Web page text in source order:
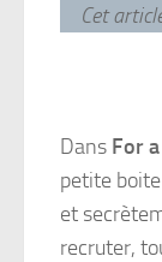
Cet
Dans For
petite
et
recruter,